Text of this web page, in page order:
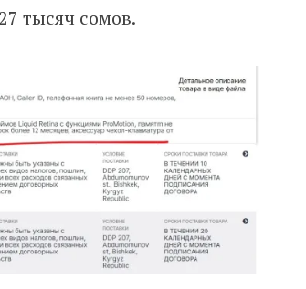
тысяч сомов.